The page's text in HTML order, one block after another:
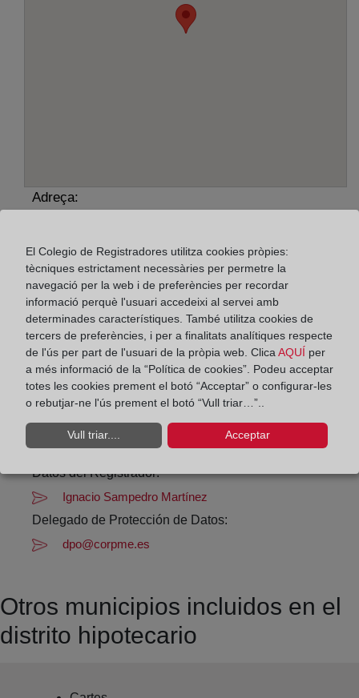
Adreça:
Horario:
De lunes a viernes de 09:00 a 17:00 horas
Agosto: De lunes a viernes de 09:00 a 14:00 horas
Los días 24 y 31 de diciembre de 09:00 a 14:00
horas
Datos de contacto:
(942) 88 27 73
torrelavega1@registrodelapropiedad.org
Datos del Registrador:
Ignacio Sampedro Martínez
Delegado de Protección de Datos:
dpo@corpme.es
Otros municipios incluidos en el
distrito hipotecario
El Colegio de Registradores utilitza cookies pròpies:
tècniques estrictament necessàries per permetre la
navegació per la web i de preferències per recordar
informació perquè l'usuari accedeixi al servei amb
determinades característiques. També utilitza cookies de
tercers de preferències, i per a finalitats analítiques respecte
de l'ús per part de l'usuari de la pròpia web. Clica AQUÍ per
a més informació de la “Política de cookies”. Podeu acceptar
totes les cookies prement el botó “Acceptar” o configurar-les
o rebutjar-ne l'ús prement el botó “Vull triar…”..
Vull triar.... Acceptar